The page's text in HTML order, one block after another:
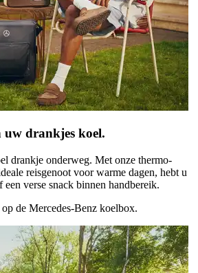
drankjes koel.
drankje onderweg. Met onze thermo-
reisgenoot voor warme dagen, hebt u
verse snack binnen handbereik.
op de Mercedes-Benz koelbox.